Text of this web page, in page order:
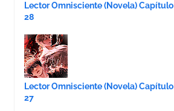
Lector Omnisciente (Novela) Capítulo
28
Lector Omnisciente (Novela) Capítulo
27